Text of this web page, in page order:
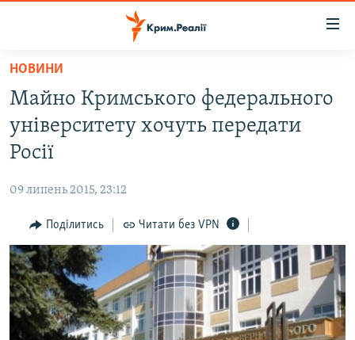
Перейти
основного
матеріалу
Перейти
до
основної
Перейти
до
пошуку
ВІДЕО ТА ФОТО
БЛОГИ
ПОГЛЯД
ІНТЕРВ'Ю
ВСЕ ЗА ДЕНЬ
СПЕЦПРОЕКТИ
НОВИНИ
Майно Кримського федерального
університету хочуть передати
Росії
09 липень 2015, 23:12
Поділитись Читати без VPN